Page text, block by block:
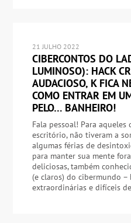
21 JULHO 2022
CIBERCONTOS DO
LUMINOSO): HACK
AUDACIOSO, K FICA
COMO ENTRAR EM
PELO… BANHEIRO!
Fala pessoal! Para
escritório, não tiveram a
algumas férias de
para manter sua mente
deliciosas, também
(e claros) do cibermundo
extraordinárias e difíceis